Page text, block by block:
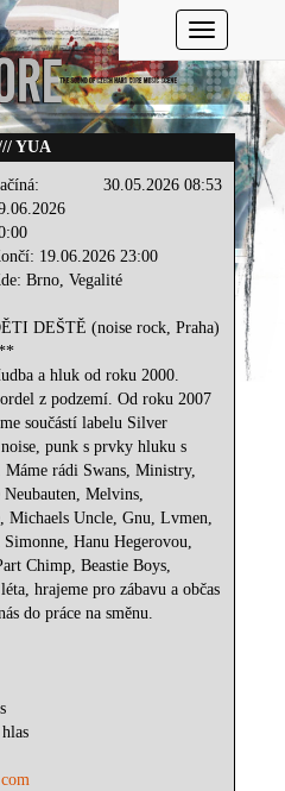
Toggle
YUA
30.05.2026 08:53
19.06.2026 23:00
Brno, Vegalité
DEŠTĚ (noise rock, Praha)
a hluk od roku 2000.
z podzemí. Od roku 2007
součástí labelu Silver
punk s prvky hluku s
rádi Swans, Ministry,
Melvins,
Michaels Uncle, Gnu, Lvmen,
Hanu Hegerovou,
Chimp, Beastie Boys,
hrajeme pro zábavu a občas
do práce na směnu.